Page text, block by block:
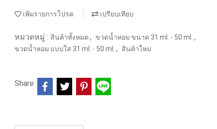
เพิ่มรายการโปรด เปรียบเทียบ
หมวดหมู่ : สินค้าทั้งหมด , ขวดน้ำหอม ขนาด 31 ml. - 50 ml. ,
ขวดน้ำหอม แบบใส 31 ml. - 50 ml. , สินค้าใหม่
Share